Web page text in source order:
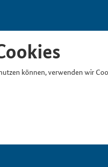
können, verwenden wir